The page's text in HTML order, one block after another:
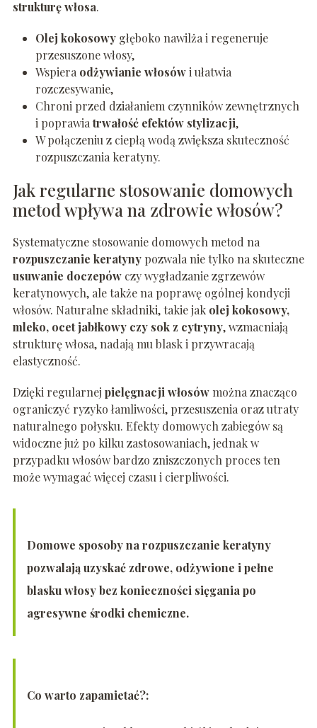
strukturę włosa.
Olej kokosowygłęboko nawilża i regeneruje
przesuszone włosy,
Wspieraodżywianie włosówi ułatwia
rozczesywanie,
Chroni przed działaniem czynników zewnętrznych
i poprawiatrwałość efektów stylizacji,
W połączeniu z ciepłą wodą zwiększa skuteczność
rozpuszczania keratyny.
Jak regularne stosowanie domowych
metod wpływa na zdrowie włosów?
Systematyczne stosowanie domowych metod na
rozpuszczanie keratynypozwala nie tylko na skuteczne
usuwanie doczepówczy wygładzanie zgrzewów
keratynowych, ale także na poprawę ogólnej kondycji
włosów. Naturalne składniki, takie jak olej kokosowy,
mleko, ocet jabłkowy czy sok z cytryny, wzmacniają
strukturę włosa, nadają mu blask i przywracają
elastyczność.
Dzięki regularnej pielęgnacji włosówmożna znacząco
ograniczyć ryzyko łamliwości, przesuszenia oraz utraty
naturalnego połysku. Efekty domowych zabiegów są
widoczne już po kilku zastosowaniach, jednak w
przypadku włosów bardzo zniszczonych proces ten
może wymagać więcej czasu i cierpliwości.
Domowe sposoby na rozpuszczanie keratyny
pozwalają uzyskać zdrowe, odżywione i pełne
blasku włosy bez konieczności sięgania po
agresywne środki chemiczne.
Co warto zapamietać?: